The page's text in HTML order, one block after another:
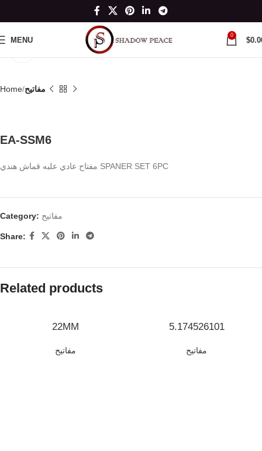
MENU
0
$
Click to enlarge
Home مفاتيح
EA-SSM6
مفتاح عادي علبه قماش هندي SPANER SET 6PC
Category: مفاتيح
Share:
Related products
22MM
مفاتيح
5.174526101
مفاتيح